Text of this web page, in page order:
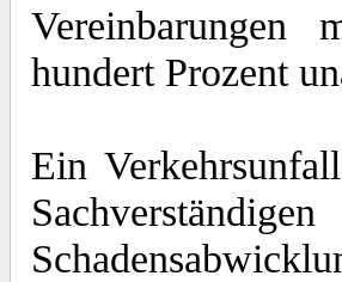
Vereinbarungen
hundert Prozent
Ein